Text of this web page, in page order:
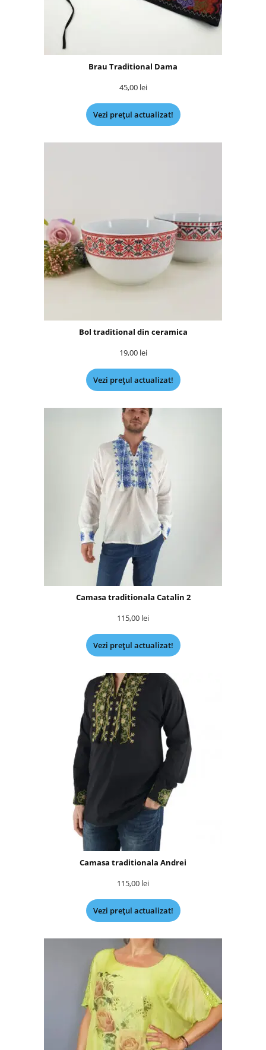
Brau Traditional Dama
45,00 lei
Vezi prețul actualizat!
Bol traditional din ceramica
19,00 lei
Vezi prețul actualizat!
Camasa traditionala Catalin 2
115,00 lei
Vezi prețul actualizat!
Camasa traditionala Andrei
115,00 lei
Vezi prețul actualizat!